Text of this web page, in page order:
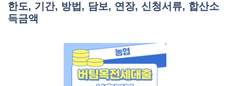
한도, 기간, 방법, 담보, 연장, 신청서류, 합산소
득금액